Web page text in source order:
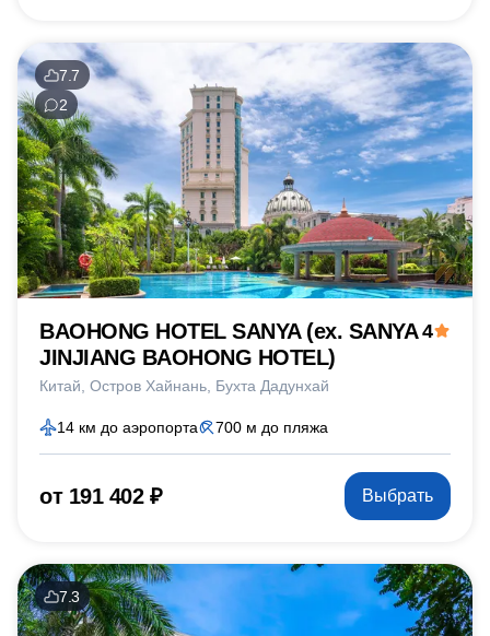
7.7
2
BAOHONG HOTEL SANYA (ex. SANYA
JINJIANG BAOHONG HOTEL)
Китай Остров Хайнань Бухта Дадунхай
4
14 км до аэропорта 700 м до пляжа
от 191 402 ₽ Выбрать
7.3